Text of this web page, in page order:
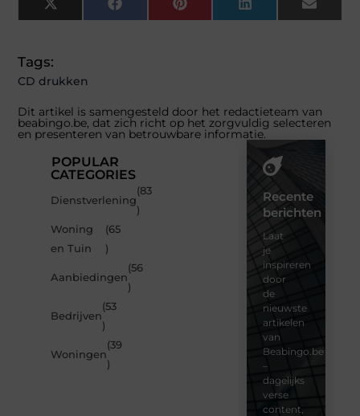
X
(Twitter)
FacebookPinterestLinkedInEmail
Tags:
CD drukken
Dit artikel is samengesteld door het redactieteam van
beabingo.be, dat zich richt op het zorgvuldig selecteren
en presenteren van betrouwbare informatie.
POPULAR
CATEGORIES
Dienstverlening
(83
)
Woning
en Tuin
(65
)
Aanbiedingen
(56
)
Bedrijven
(53
)
Woningen
(39
)
Recente
berichten
Laat
je
inspireren
door
de
nieuwste
artikelen
van
Beabingo.be
–
dagelijks
verse
content,